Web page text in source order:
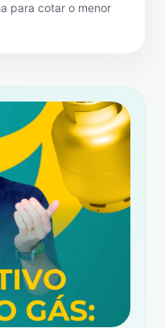
para cotar o menor